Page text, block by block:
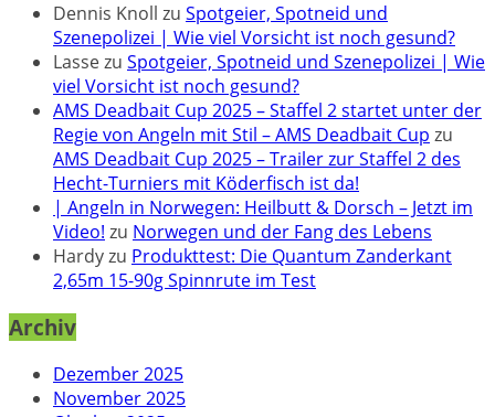
Dennis Knoll zu Spotgeier, Spotneid und
Szenepolizei | Wie viel Vorsicht ist noch gesund?
Lassezu Spotgeier, Spotneid und Szenepolizei | Wie
viel Vorsicht ist noch gesund?
AMS Deadbait Cup 2025 – Staffel 2 startet unter der
Regie von Angeln mit Stil – AMS Deadbait Cup zu
AMS Deadbait Cup 2025 – Trailer zur Staffel 2 des
Hecht-Turniers mit Köderfisch ist da!
| Angeln in Norwegen: Heilbutt & Dorsch – Jetzt im
Video! zu Norwegen und der Fang des Lebens
Hardyzu Produkttest: Die Quantum Zanderkant
2,65m 15-90g Spinnrute im Test
Archiv
Dezember 2025
November 2025